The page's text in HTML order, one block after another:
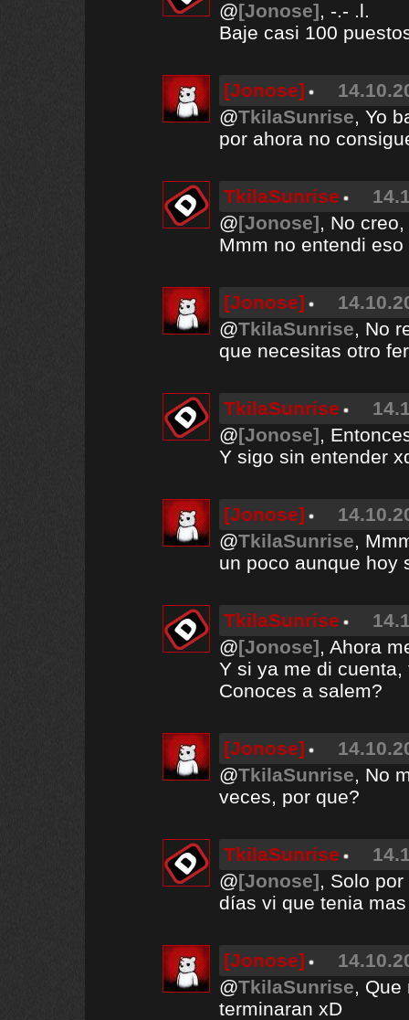
@[Jonose], -.- .l.
Baje casi 100
[Jonose]
@TkilaSunrise, Yo
por ahora no
TkilaSunrise
@[Jonose], No
Mmm no entendi
[Jonose]
@TkilaSunrise, No
que necesitas otro
TkilaSunrise
@[Jonose],
Y sigo sin entender
[Jonose]
@TkilaSunrise,
un poco aunque hoy
TkilaSunrise
@[Jonose], Ahora
Y si ya me di
Conoces a salem?
[Jonose]
@TkilaSunrise, No
veces, por que?
TkilaSunrise
@[Jonose], Solo
días vi que tenia
[Jonose]
@TkilaSunrise, Que
terminaran xD